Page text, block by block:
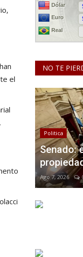
el
NO TE
Politica
Senado:
Ago 7, 2026